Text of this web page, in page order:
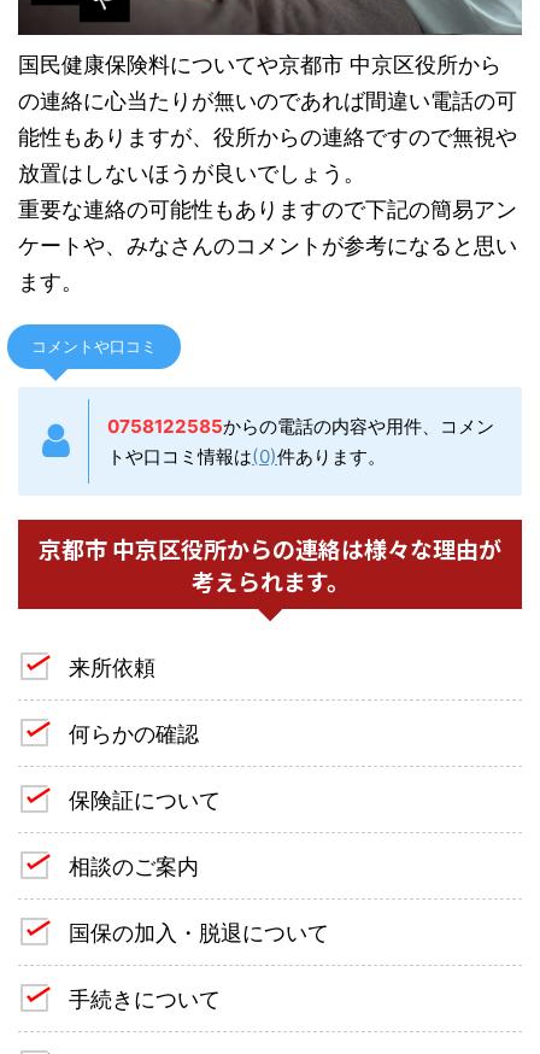
国民健康保険料についてや京都市 中京区役所から
の連絡に心当たりが無いのであれば間違い電話の可
能性もありますが、役所からの連絡ですので無視や
放置はしないほうが良いでしょう。
重要な連絡の可能性もありますので下記の簡易アン
ケートや、みなさんのコメントが参考になると思い
ます。
コメントや口コミ
0758122585からの電話の内容や用件、コメン
トや口コミ情報は(0)件あります。
京都市 中京区役所からの連絡は様々な理由が
考えられます。
来所依頼
何らかの確認
保険証について
相談のご案内
国保の加入・脱退について
手続きについて